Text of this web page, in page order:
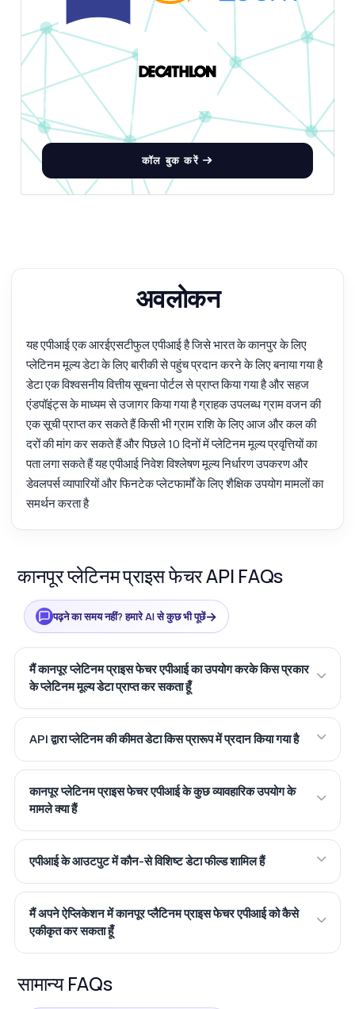
कॉल बुक करें
अवलोकन
यह एपीआई एक आरईएसटीफुल एपीआई है जिसे भारत के कानपुर के लिए
प्लेटिनम मूल्य डेटा के लिए बारीकी से पहुंच प्रदान करने के लिए बनाया गया है
डेटा एक विश्वसनीय वित्तीय सूचना पोर्टल से प्राप्त किया गया है और सहज
एंडपॉइंट्स के माध्यम से उजागर किया गया है ग्राहक उपलब्ध ग्राम वजन की
एक सूची प्राप्त कर सकते हैं किसी भी ग्राम राशि के लिए आज और कल की
दरों की मांग कर सकते हैं और पिछले 10 दिनों में प्लेटिनम मूल्य प्रवृत्तियों का
पता लगा सकते हैं यह एपीआई निवेश विश्लेषण मूल्य निर्धारण उपकरण और
डेवलपर्स व्यापारियों और फिनटेक प्लेटफार्मों के लिए शैक्षिक उपयोग मामलों का
समर्थन करता है
कानपूर प्लेटिनम प्राइस फेचर API FAQs
पढ़ने का समय नहीं? हमारे AI से कुछ भी पूछें→
मैं कानपूर प्लेटिनम प्राइस फेचर एपीआई का उपयोग करके किस प्रकार
के प्लेटिनम मूल्य डेटा प्राप्त कर सकता हूँ
API द्वारा प्लेटिनम की कीमत डेटा किस प्रारूप में प्रदान किया गया है
कानपूर प्लेटिनम प्राइस फेचर एपीआई के कुछ व्यावहारिक उपयोग के
मामले क्या हैं
एपीआई के आउटपुट में कौन-से विशिष्ट डेटा फील्ड शामिल हैं
मैं अपने ऐप्लिकेशन में कानपूर प्लैटिनम प्राइस फेचर एपीआई को कैसे
एकीकृत कर सकता हूँ
सामान्य FAQs